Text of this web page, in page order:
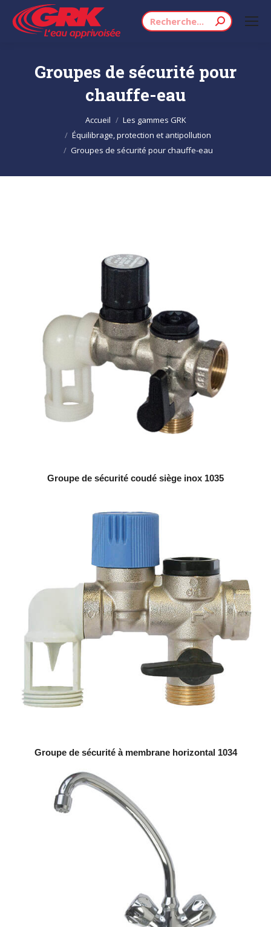
Recherche
Groupes de sécurité pour
chauffe-eau
Accueil
Les gammes GRK
Équilibrage, protection et antipollution
Groupes de sécurité pour chauffe-eau
Groupe de sécurité coudé siège inox 1035
Groupe de sécurité à membrane horizontal 1034